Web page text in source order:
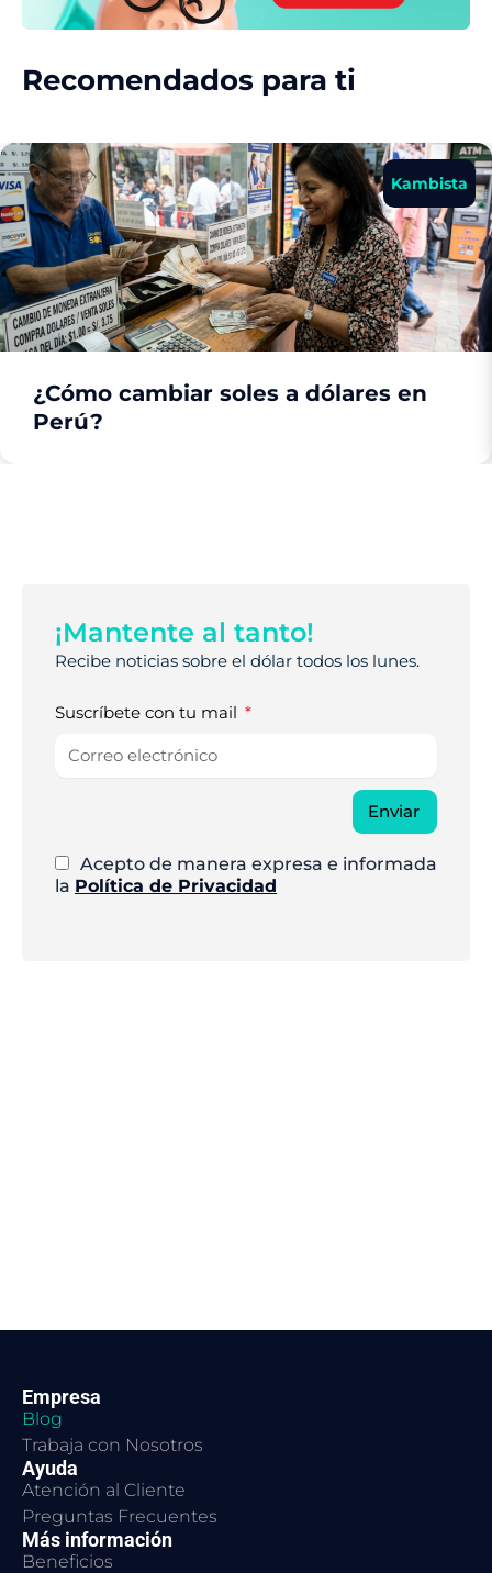
Recomendados para ti
Kambista
¿Cómo cambiar soles a dólares en
Perú?
¡Mantente al tanto!
Recibe noticias sobre el dólar todos los lunes.
Suscríbete con tu mail
Enviar
Acepto de manera expresa e informada
la Política de Privacidad
Empresa
Blog
Trabaja con Nosotros
Ayuda
Atención al Cliente
Preguntas Frecuentes
Más información
Beneficios